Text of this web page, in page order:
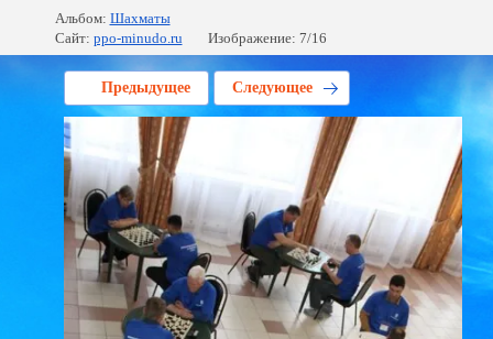
Альбом: Шахматы
Сайт: ppo-minudo.ru Изображение: 7/16
Предыдущее Следующее